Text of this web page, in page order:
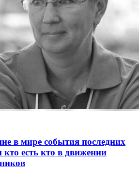
в мире события последних
кто есть кто в движении